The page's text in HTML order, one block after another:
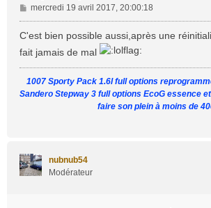
M
e
s
a
g
e
mercredi 19 avril 2017, 20:00:18
C'est bien possible aussi,après une
fait jamais de mal
1007 Sporty Pack 1.6l full options
Sandero Stepway 3 full options EcoG essence
faire son plein à moins de
nubnub54
Modérateur